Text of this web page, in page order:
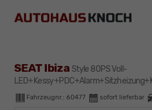
SEAT Ibiza Style 80PS Voll-
Fahrzeugnr.: 60477 sofort lieferbar